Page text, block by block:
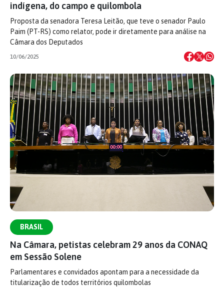
indígena, do campo e quilombola
Proposta da senadora Teresa Leitão, que teve o senador Paulo
Paim (PT-RS) como relator, pode ir diretamente para análise na
Câmara dos Deputados
10/06/2025
BRASIL
Na Câmara, petistas celebram 29 anos da CONAQ
em Sessão Solene
Parlamentares e convidados apontam para a necessidade da
titularização de todos territórios quilombolas